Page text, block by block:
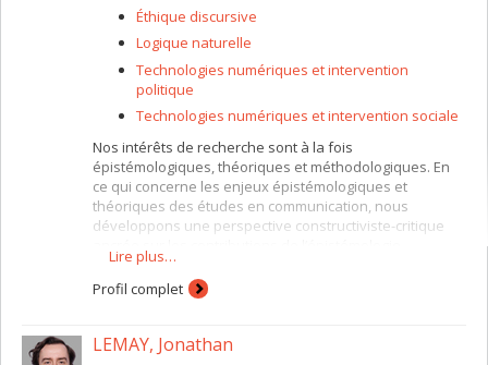
Éthique discursive
Logique naturelle
Technologies numériques et intervention
politique
Technologies numériques et intervention sociale
Nos intérêts de recherche sont à la fois
épistémologiques, théoriques et méthodologiques. En
ce qui concerne les enjeux épistémologiques et
théoriques des études en communication, nous
développons une perspective constructiviste-critique
génétique et de la théorie sociale de l’agir
communicationnel, ayant comme fondements la logique
du langage et l’éthique discursive Méthodologiquement,
à analyser les discours multi-langagiers (comme ceux
Lire plus…
Profil complet
LEMAY, Jonathan